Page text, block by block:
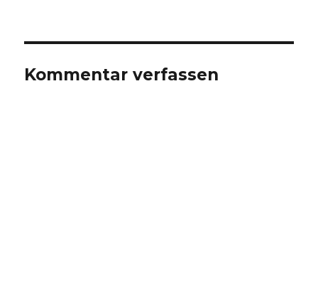
Kommentar verfassen